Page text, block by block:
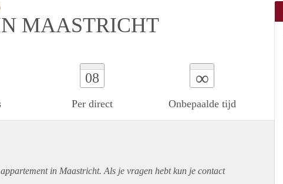
MAASTRICHT
08
Per direct
∞
Onbepaalde tijd
appartementin Maastricht. Als je vragen hebt kun je contact